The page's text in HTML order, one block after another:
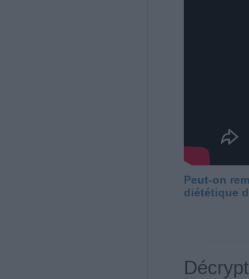
Peut-on
diététique